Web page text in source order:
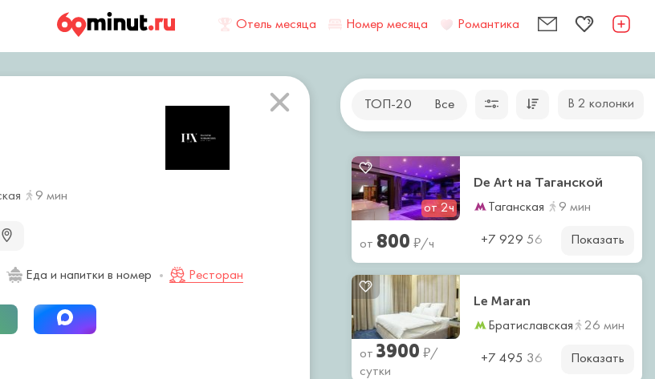
Отель месяца Номер месяца Романтика
ТОП-20 Все В 2 колонки
от 2ч
De Art на Таганской
9 мин
Таганская
от 800 ₽/ч +7 929 56 Показать
Le Maran
26 мин
Братиславская
от 3900 ₽/
сутки
+7 495 36 Показать
9 мин
Еда и напитки в номер Ресторан